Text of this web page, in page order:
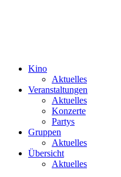
Kino
Aktuelles
Veranstaltungen
Aktuelles
Konzerte
Partys
Gruppen
Aktuelles
Übersicht
Aktuelles